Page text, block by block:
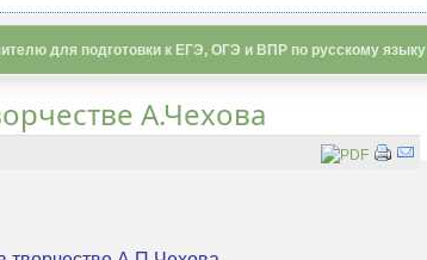
для подготовки к ЕГЭ, ОГЭ и ВПР по русскому языку
А.Чехова